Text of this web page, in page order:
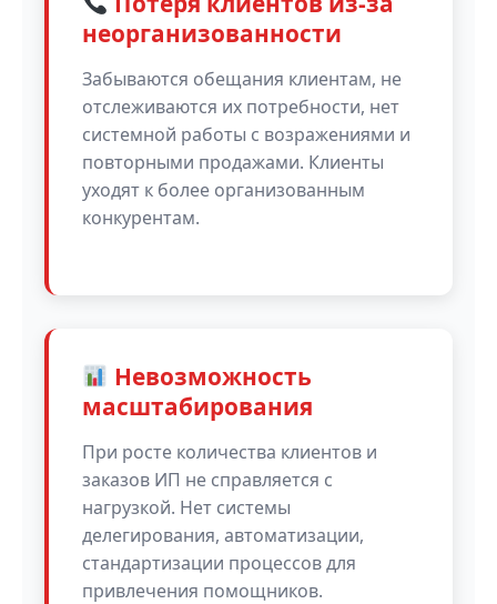
неорганизованности
Забываются обещания клиентам, не
отслеживаются их потребности, нет
системной работы с возражениями и
повторными продажами. Клиенты
уходят к более организованным
конкурентам.
Невозможность
масштабирования
При росте количества клиентов и
заказов ИП не справляется с
нагрузкой. Нет системы
делегирования, автоматизации,
стандартизации процессов для
привлечения помощников.